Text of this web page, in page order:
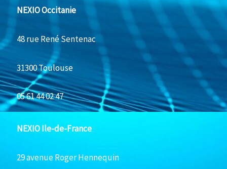
NEXIO Occitanie
48 rue René Sentenac
31300 Toulouse
05 61 44 02 47
NEXIO Ile-de-France
29 avenue Roger Hennequin